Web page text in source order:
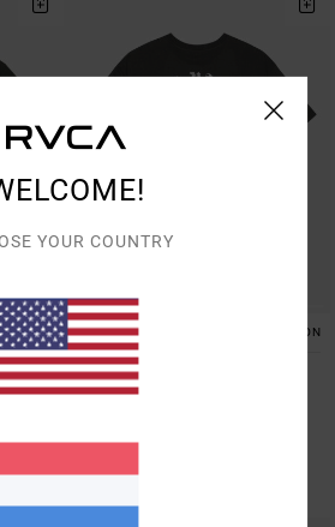
COTTON 2 ORGANIC COTTON
Bad Panther
Heren Bruin T-shirt met korte
€ 24,00
SALE
YOUR COUNTRY